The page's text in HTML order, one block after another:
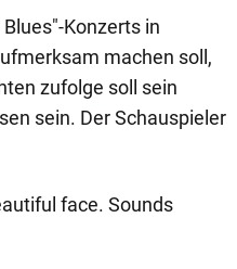
Konzerts in
machen soll,
zufolge soll sein
sein. Der Schauspieler
face. Sounds